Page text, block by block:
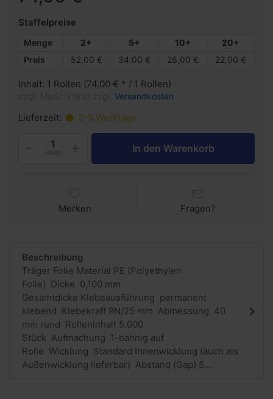
Staffelpreise
Menge 2+ 5+ 10+
20+
Preis
52,00 € 34,00 € 26,00 € 22,00 €
Inhalt: 1 Rollen (74,00 € * / 1 Rollen)
Versandkosten
Lieferzeit: 2-5 Werktage
Rolle In den Warenkorb
Merken Fragen?
Beschreibung
Träger Folie Material PE (Polyethylen
Folie) Dicke 0,100 mm
Gesamtdicke Klebeausführung permanent
klebend Klebekraft 9N/25 mm Abmessung 40
mm rund Rolleninhalt 5.000
Stück Aufmachung 1-bahnig auf
Rolle Wicklung Standard Innenwicklung (auch als
Außenwicklung lieferbar) Abstand (Gap) 5...